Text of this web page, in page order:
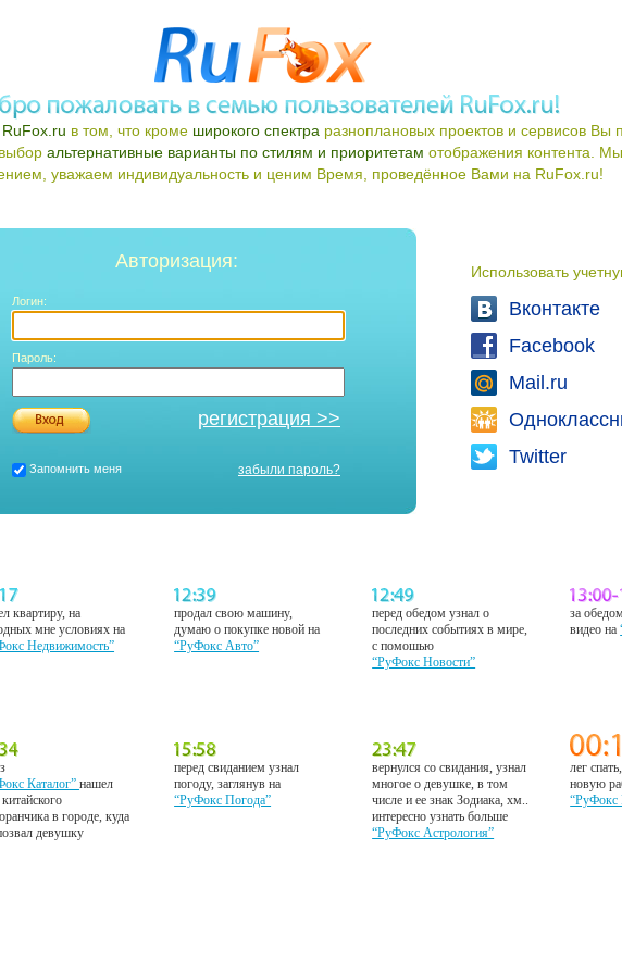
в том, что кроме широкого спектра разноплановых проектов и сервисов Вы
альтернативные варианты по стилям и приоритетам отображения контента.
уважаем индивидуальность и ценим Время, проведённое Вами на RuFox.ru!
Использовать
Вконтакте
Facebook
Mail.ru
Twitter
Авторизация:
Логин:
Пароль:
регистрация >>
Запомнить меня забыли пароль?
квартиру, на
мне условиях на
Недвижимость”
продал свою машину,
думаю о покупке новой на
“РуФокс Авто”
перед обедом узнал о
последних событиях в мире,
с помошью
“РуФокс Новости”
за
видео на
Каталог”нашел
китайского
в городе, куда
девушку
перед свиданием узнал
погоду, заглянув на
“РуФокс Погода”
вернулся со свидания, узнал
многое о девушке, в том
числе и ее знак Зодиака, хм..
интересно узнать больше
“РуФокс Астрология”
лег
новую
“РуФокс